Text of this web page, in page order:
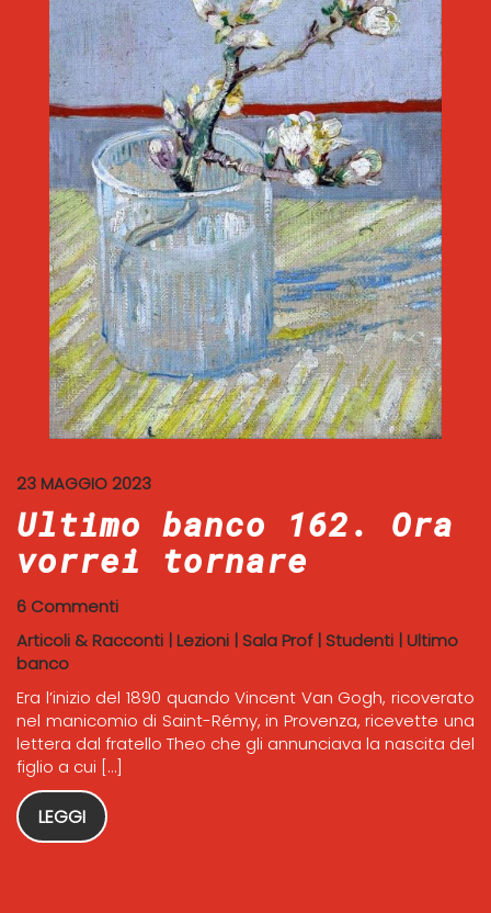
23 MAGGIO 2023
Ultimo banco 162. Ora
vorrei tornare
6 Commenti
Articoli & Racconti | Lezioni | Sala Prof| Studenti | Ultimo
banco
Era l’inizio del 1890 quando Vincent Van Gogh, ricoverato
nel manicomio di Saint-Rémy, in Provenza, ricevette una
lettera dal fratello Theo che gli annunciava la nascita del
figlio a cui […]
LEGGI